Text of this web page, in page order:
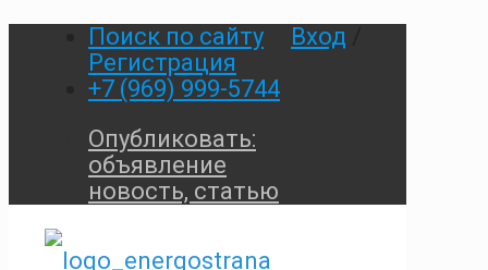
Поиск по сайту Вход
Регистрация
+7 (969) 999-5744
Опубликовать:
объявление
новость, статью